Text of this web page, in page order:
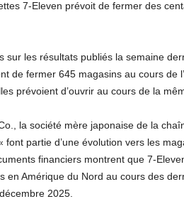
7-Eleven prévoit de fermer des
sur les résultats publiés la semaine
de fermer 645 magasins au cours de
prévoient d’ouvrir au cours de la
la société mère japonaise de la
font partie d’une évolution vers les
financiers montrent que 7-
en Amérique du Nord au cours des
2025.